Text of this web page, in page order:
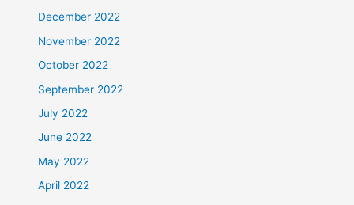
December 2022
November 2022
October 2022
September 2022
July 2022
June 2022
May 2022
April 2022